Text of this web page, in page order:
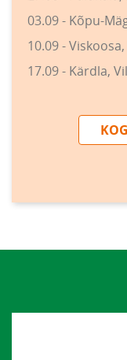
03.09 - Kõpu-
10.09 -
17.09 - Kärdla,